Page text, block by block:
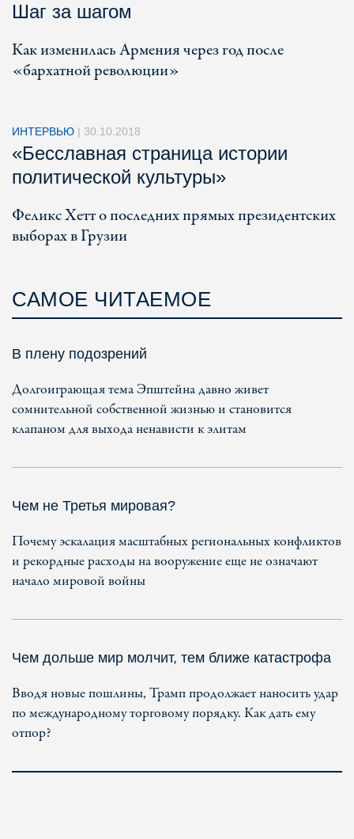
Шаг за шагом
Как изменилась Армения через год после
«бархатной революции»
ИНТЕРВЬЮ | 30.10.2018
«Бесславная страница истории
политической культуры»
Феликс Хетт о последних прямых президентских
выборах в Грузии
САМОЕ ЧИТАЕМОЕ
В плену подозрений
Долгоиграющая тема Эпштейна давно живет
сомнительной собственной жизнью и становится
клапаном для выхода ненависти к элитам
Чем не Третья мировая?
Почему эскалация масштабных региональных конфликтов
и рекордные расходы на вооружение еще не означают
начало мировой войны
Чем дольше мир молчит, тем ближе катастрофа
Вводя новые пошлины, Трамп продолжает наносить удар
по международному торговому порядку. Как дать ему
отпор?